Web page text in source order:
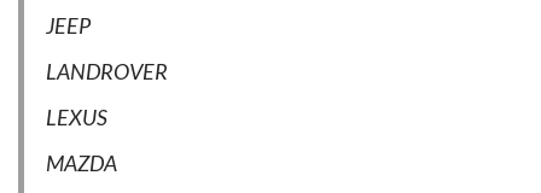
JEEP
LANDROVER
LEXUS
MAZDA